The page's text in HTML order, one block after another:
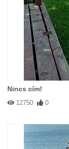
Nincs cím!
12750 0